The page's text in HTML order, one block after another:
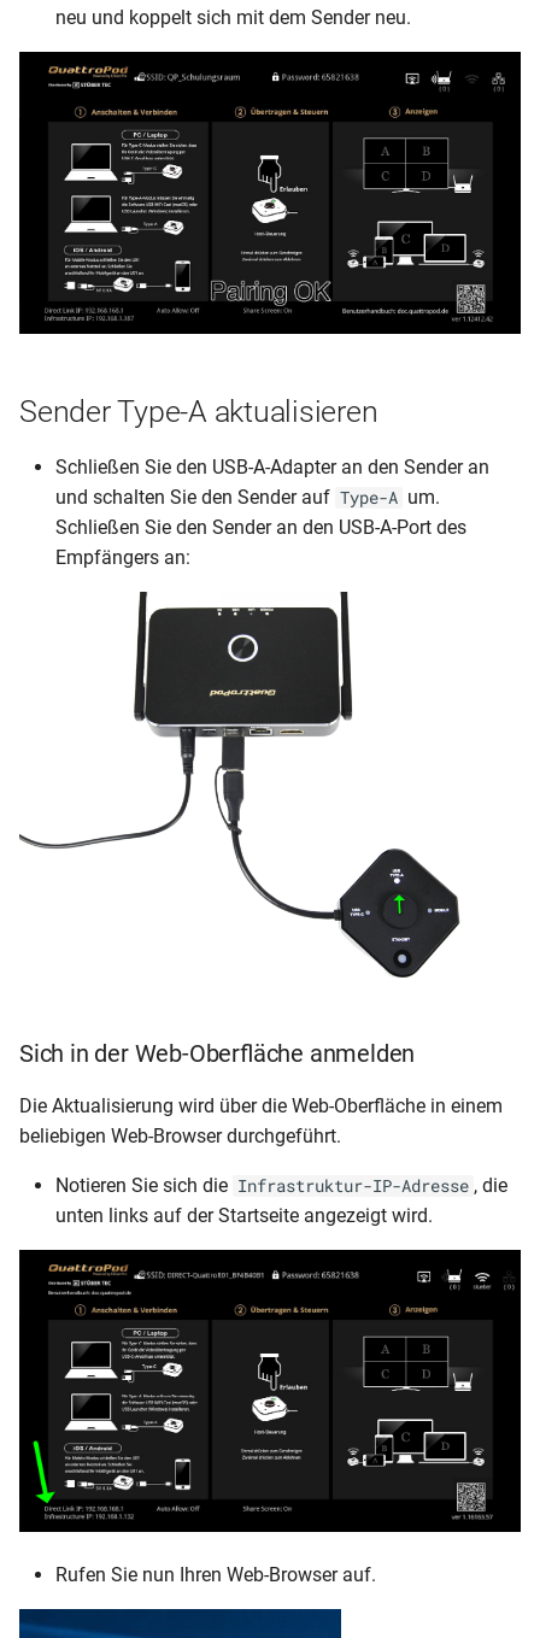
neu und koppelt sich mit dem Sender neu.
Sender Type-A aktualisieren
Schließen Sie den USB-A-Adapter an den Sender an
und schalten Sie den Sender auf Type-A um.
Schließen Sie den Sender an den USB-A-Port des
Empfängers an:
Sich in der Web-Oberfläche anmelden
Die Aktualisierung wird über die Web-Oberfläche in einem
beliebigen Web-Browser durchgeführt.
Notieren Sie sich die Infrastruktur-IP-Adresse , die
unten links auf der Startseite angezeigt wird.
Rufen Sie nun Ihren Web-Browser auf.